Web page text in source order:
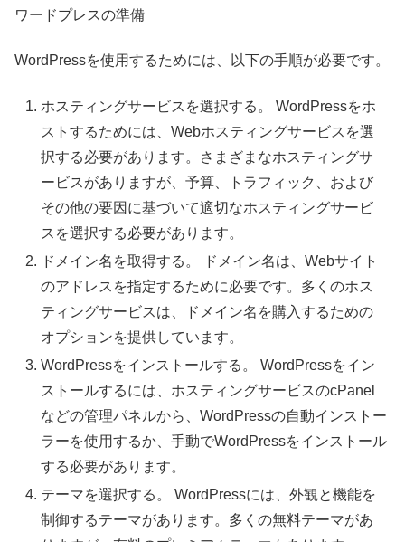
ワードプレスの準備
WordPressを使用するためには、以下の手順が必要です。
ホスティングサービスを選択する。 WordPressをホ
ストするためには、Webホスティングサービスを選
択する必要があります。さまざまなホスティングサ
ービスがありますが、予算、トラフィック、および
その他の要因に基づいて適切なホスティングサービ
スを選択する必要があります。
ドメイン名を取得する。 ドメイン名は、Webサイト
のアドレスを指定するために必要です。多くのホス
ティングサービスは、ドメイン名を購入するための
オプションを提供しています。
WordPressをインストールする。 WordPressをイン
ストールするには、ホスティングサービスのcPanel
などの管理パネルから、WordPressの自動インストー
ラーを使用するか、手動でWordPressをインストール
する必要があります。
テーマを選択する。 WordPressには、外観と機能を
制御するテーマがあります。多くの無料テーマがあ